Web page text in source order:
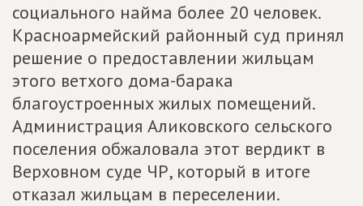
социального найма более 20 человек.
Красноармейский районный суд принял
решение о предоставлении жильцам
этого ветхого дома-барака
благоустроенных жилых помещений.
Администрация Аликовского сельского
поселения обжаловала этот вердикт в
Верховном суде ЧР, который в итоге
отказал жильцам в переселении.